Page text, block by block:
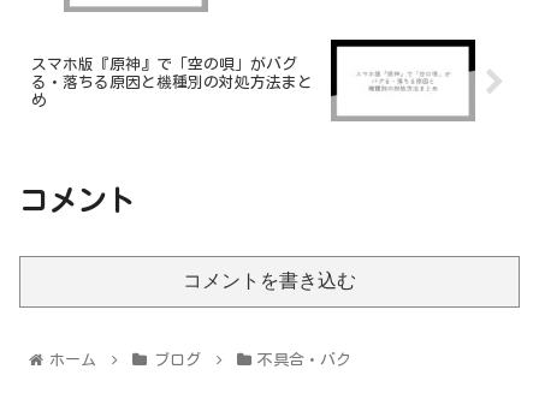
スマホ版『原神』で「空の唄」がバグ
る・落ちる原因と機種別の対処方法まと
め
コメント
コメントを書き込む
ホーム ブログ 不具合・バク